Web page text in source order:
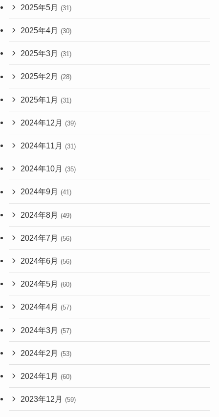
2025年5月 (31)
2025年4月 (30)
2025年3月 (31)
2025年2月 (28)
2025年1月 (31)
2024年12月 (39)
2024年11月 (31)
2024年10月 (35)
2024年9月 (41)
2024年8月 (49)
2024年7月 (56)
2024年6月 (56)
2024年5月 (60)
2024年4月 (57)
2024年3月 (57)
2024年2月 (53)
2024年1月 (60)
2023年12月 (59)